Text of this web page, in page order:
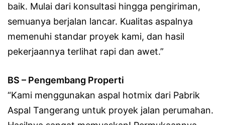
baik. Mulai dari konsultasi hingga pengiriman,
semuanya berjalan lancar. Kualitas aspalnya
memenuhi standar proyek kami, dan hasil
pekerjaannya terlihat rapi dan awet.”
BS – Pengembang Properti
“Kami menggunakan aspal hotmix dari Pabrik
Aspal Tangerang untuk proyek jalan perumahan.